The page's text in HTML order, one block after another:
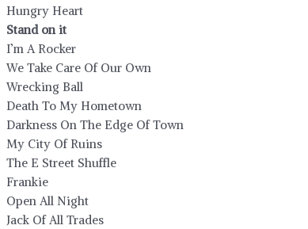
Hungry Heart
Stand on it
I’m A Rocker
We Take Care Of Our Own
Wrecking Ball
Death To My Hometown
Darkness On The Edge Of Town
My City Of Ruins
The E Street Shuffle
Frankie
Open All Night
Jack Of All Trades